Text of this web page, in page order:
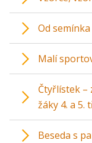
Od
Malí
Čtyřlístek –
žáky 4. a 5.
Beseda s